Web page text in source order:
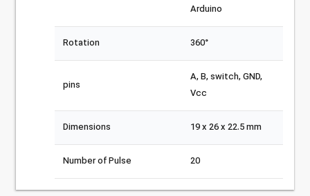
Arduino
Rotation 360°
pins
A, B, switch, GND,
Vcc
Dimensions 19 x 26 x 22.5 mm
Number of Pulse 20